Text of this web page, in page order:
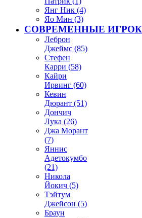
Янг Ник (4)
Яо Мин (3)
СОВРЕМЕННЫЕ
Леброн
Джеймс (85)
Стефен
Карри (58)
Кайри
Ирвинг (60)
Кевин
Дюрант (51)
Дончич
Лука (26)
Джа Морант
(7)
Яннис
Адетокумбо
(21)
Никола
Йокич (5)
Тэйтум
Джейсон (5)
Браун